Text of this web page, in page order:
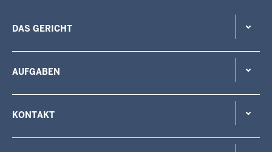
DAS GERICHT
AUFGABEN
KONTAKT